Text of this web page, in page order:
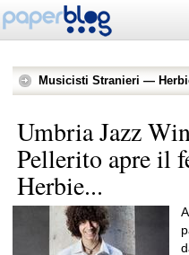
Musicisti Stranieri —
Umbria Jazz
Pellerito apre il
Herbie...